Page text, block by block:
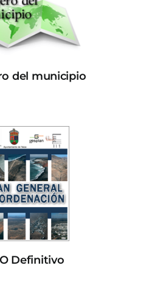
del municipio
Definitivo